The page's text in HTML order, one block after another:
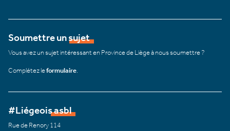
Soumettre un sujet
Vous avez un sujet intéressant en Province de Liège à nous soumettre ?
Complétez leformulaire
#Liégeois asbl
Rue de Renory 114